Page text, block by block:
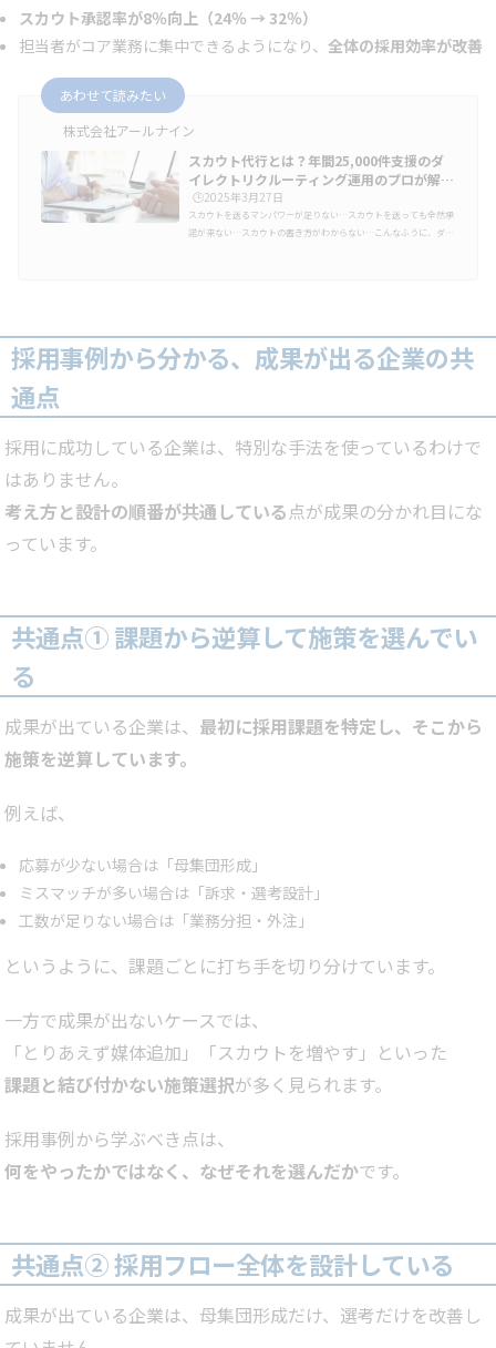
スカウト承認率が8％向上（24％ → 32％）
担当者がコア業務に集中できるようになり、 全体の採用効率が改善
あわせて読みたい
株式会社アールナイン
スカウト代行とは？年間25,000件支援のダ
イレクトリクルーティング運用のプロが解…
🕒️2025年3月27日
スカウトを送るマンパワーが足りない…スカウトを送っても全然承
諾が来ない…スカウトの書き方がわからない…こんなふうに、ダイ
る企業の数がどんどん増え、うまく使いこなせている企業と使いこ
なせていない企業では…
採用事例から分かる、成果が出る企業の共
通点
採用に成功している企業は、特別な手法を使っているわけで
はありません。
考え方と設計の順番が共通している点が成果の分かれ目にな
っています。
共通点① 課題から逆算して施策を選んでい
る
成果が出ている企業は、 最初に採用課題を特定し、そこから
施策を逆算しています。
例えば、
応募が少ない場合は「母集団形成」
ミスマッチが多い場合は「訴求・選考設計」
工数が足りない場合は「業務分担・外注」
というように、課題ごとに打ち手を切り分けています。
一方で成果が出ないケースでは、
「とりあえず媒体追加」「スカウトを増やす」といった
課題と結び付かない施策選択が多く見られます。
採用事例から学ぶべき点は、
何をやったかではなく、なぜそれを選んだかです。
共通点② 採用フロー全体を設計している
成果が出ている企業は、母集団形成だけ、選考だけを改善し